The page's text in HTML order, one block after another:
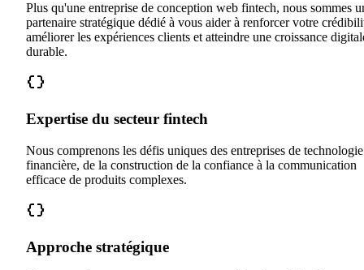
Plus qu'une entreprise de conception web fintech, nous sommes
partenaire stratégique dédié à vous aider à renforcer votre
améliorer les expériences clients et atteindre une croissance
durable.
Expertise du secteur fintech
Nous comprenons les défis uniques des entreprises de technologie
financière, de la construction de la confiance à la communication
efficace de produits complexes.
Approche stratégique